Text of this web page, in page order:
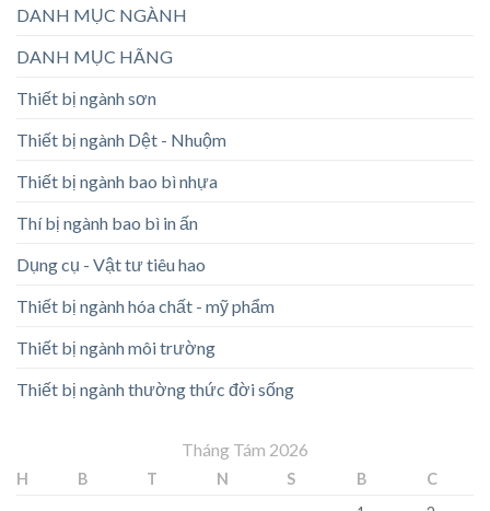
DANH MỤC NGÀNH
DANH MỤC HÃNG
Thiết bị ngành sơn
Thiết bị ngành Dệt - Nhuộm
Thiết bị ngành bao bì nhựa
Thí bị ngành bao bì in ấn
Dụng cụ - Vật tư tiêu hao
Thiết bị ngành hóa chất - mỹ phẩm
Thiết bị ngành môi trường
Thiết bị ngành thường thức đời sống
Tháng Tám 2026
H B T N S B
C